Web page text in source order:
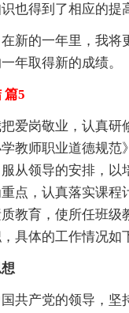
也得到了相应的提
的一年里，我将
年取得新的成绩。
篇5
岗敬业，认真研
教师职业道德规范
从领导的安排，以
点，认真落实课程
教育，使所任班级
具体的工作情况如
产党的领导，坚